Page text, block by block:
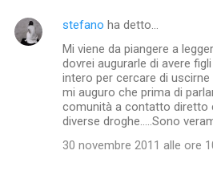
stefano ha detto…
Mi viene da piangere a
dovrei augurarle di avere
intero per cercare di
mi auguro che prima di
comunità a contatto diretto
diverse droghe.....Sono
30 novembre 2011 alle ore